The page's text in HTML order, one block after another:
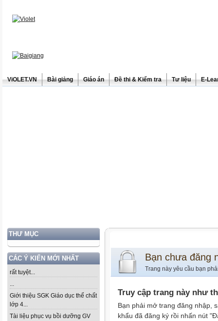
ViOLET.VN Bài giảng Giáo án Đề thi & Kiểm tra Tư liệu E-
THƯ MỤC
CÁC Ý KIẾN MỚI NHẤT
rất tuyệt...
...
Giới thiệu SGK Giáo dục thể chất
lớp 4...
Tài liệu phục vụ bồi dưỡng GV
Bạn chưa đăng
Trang này yêu cầu bạn
Truy cập trang này như
Bạn phải mở trang đăng nhập,
khẩu đã đăng ký rồi nhấn nút